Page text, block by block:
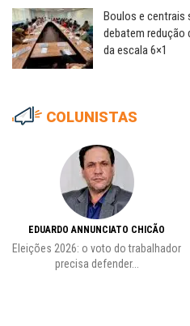
Boulos e centrais
debatem redução
da escala 6×1
COLUNISTAS
EDUARDO ANNUNCIATO CHICÃO
Eleições 2026: o voto do trabalhador
precisa defender...